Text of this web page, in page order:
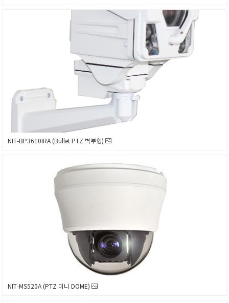
NIT-BP3610IRA (Bullet PTZ 벽부형)
NIT-MS520A (PTZ 미니 DOME)